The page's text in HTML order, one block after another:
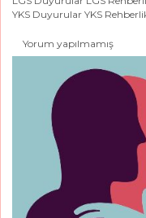
YKS Duyurular YKS
Yorum yapılmamış